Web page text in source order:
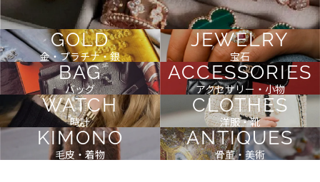
GOLD
金・プラチナ・銀
JEWELRY
宝石
BAG
バッグ
ACCESSORIES
アクセサリー・小物
WATCH
時計
CLOTHES
洋服・靴
KIMONO
毛皮・着物
ANTIQUES
骨董・美術